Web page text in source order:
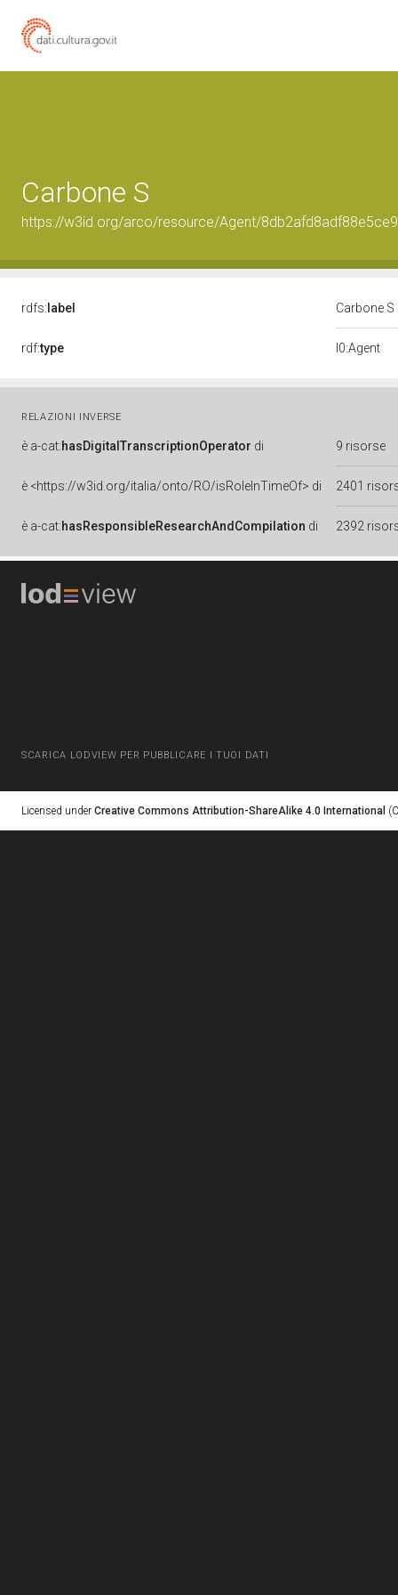
Carbone S
https://w3id.org/arco/resource/Agent/
rdfs: label Carbone S
rdf:type l0:Agent
RELAZIONI INVERSE
è a-cat:hasDigitalTranscriptionOperator di 9 risorse
è <https://w3id.org/italia/onto/RO/isRoleInTimeOf> di 2401
è a-cat:hasResponsibleResearchAndCompilation di 2392
SCARICA LODVIEW PER PUBBLICARE I TUOI DATI
Licensed under Creative Commons Attribution-ShareAlike 4.0 International